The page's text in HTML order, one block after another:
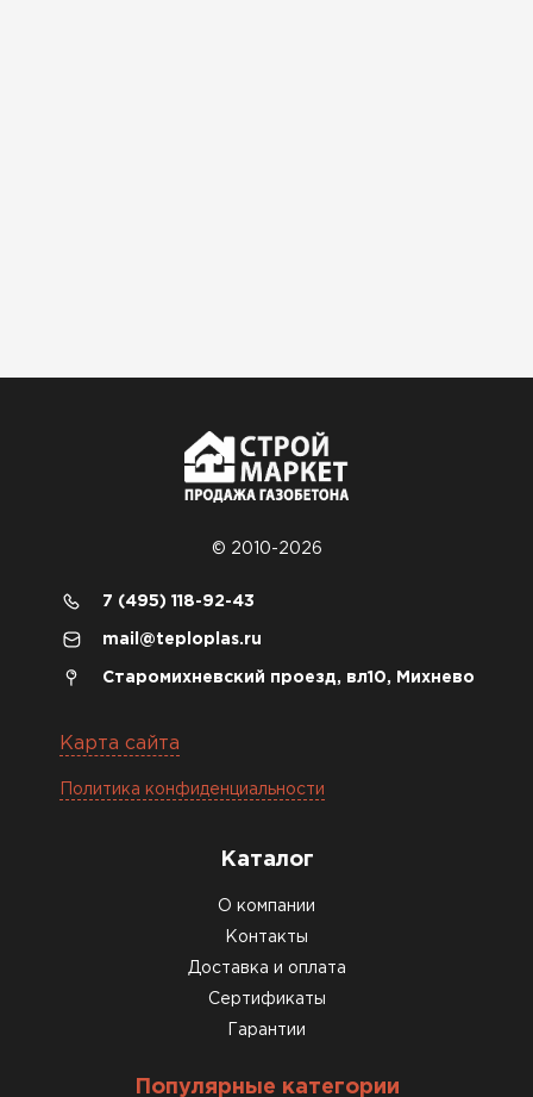
© 2010-2026
7 (495) 118-92-43
mail@teploplas.ru
Старомихневский проезд, вл10, Михнево
Карта сайта
Политика конфиденциальности
Каталог
О компании
Контакты
Доставка и оплата
Сертификаты
Гарантии
Популярные категории